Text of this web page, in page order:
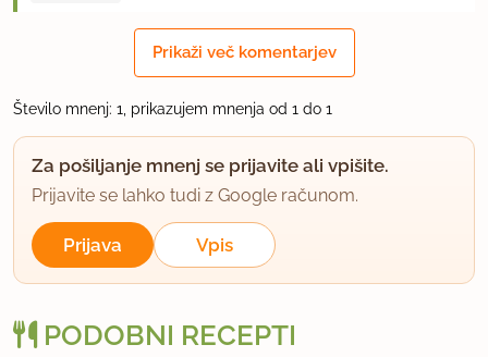
Prikaži več komentarjev
Število mnenj: 1, prikazujem mnenja od 1 do 1
Za pošiljanje mnenj se prijavite ali vpišite.
Prijavite se lahko tudi z Google računom.
Prijava Vpis
PODOBNI RECEPTI